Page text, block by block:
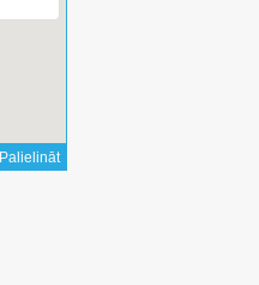
Palielināt